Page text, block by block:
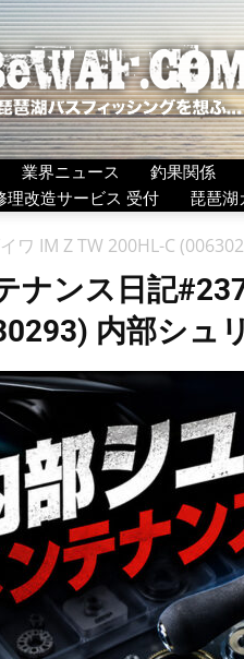
BeWAF
(ビ
ワ
エ
フ）
業界ニュース 釣果関係
理改造サービス 受付
琵琶湖
ワ IM Z TW 200HL-C
ナンス日記
内部シュ